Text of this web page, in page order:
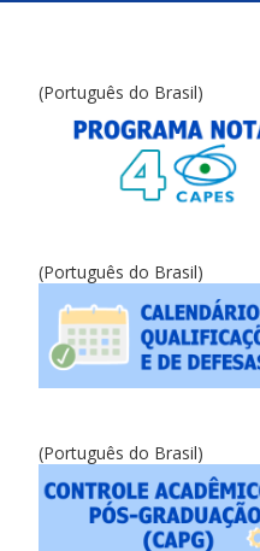
PPGTIC/2025
(Português do Brasil)
(Português do Brasil)
(Português do Brasil)